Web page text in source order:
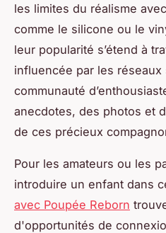
les limites du réalisme
comme le silicone ou le
leur popularité s’étend à
influencée par les réseaux
communauté
anecdotes, des photos et
de ces précieux
Pour les amateurs ou les
introduire un enfant dans
avec Poupée Reborn
d'opportunités de